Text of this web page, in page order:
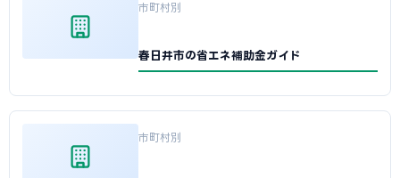
市町村別
春日井市の省エネ補助金ガイド
市町村別